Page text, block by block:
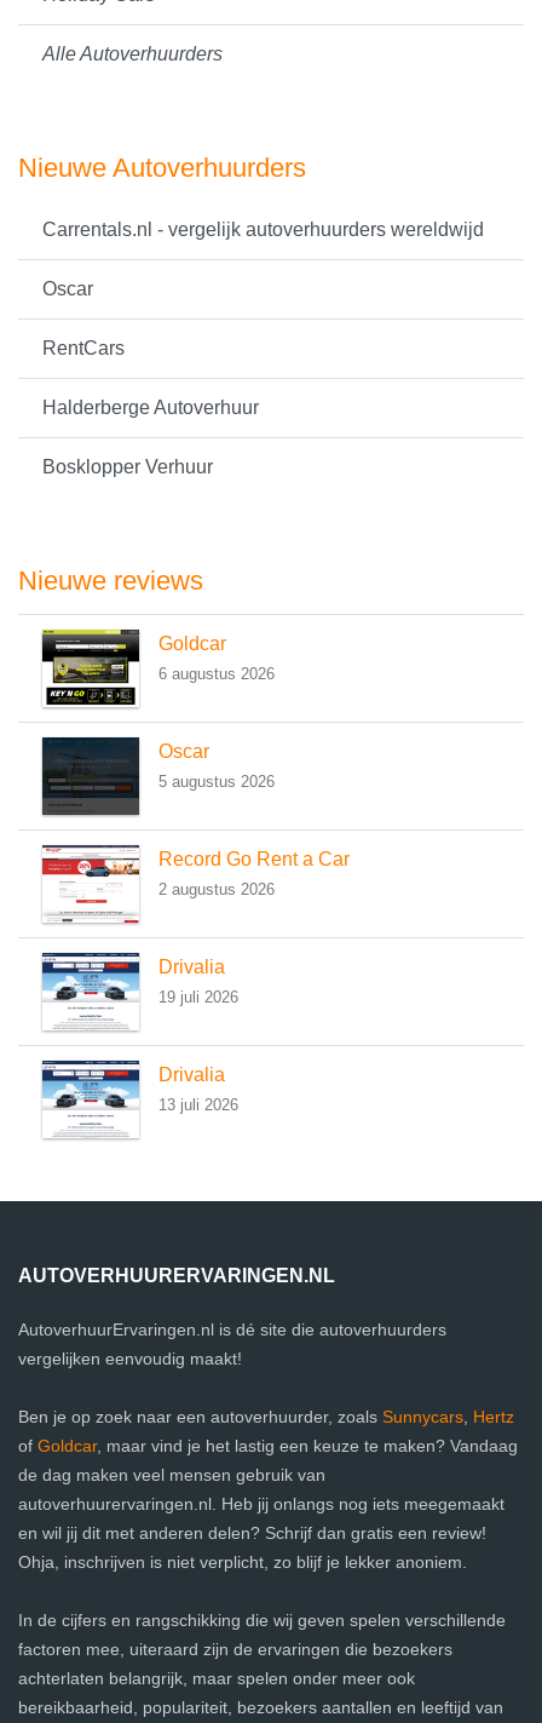
Alle Autoverhuurders
Nieuwe Autoverhuurders
Carrentals.nl - vergelijk autoverhuurders wereldwijd
Oscar
RentCars
Halderberge Autoverhuur
Bosklopper Verhuur
Nieuwe reviews
Goldcar
6 augustus 2026
Oscar
5 augustus 2026
Record Go Rent a Car
2 augustus 2026
Drivalia
19 juli 2026
Drivalia
13 juli 2026
AUTOVERHUURERVARINGEN.NL
AutoverhuurErvaringen.nl is dé site die autoverhuurders
vergelijken eenvoudig maakt!
Ben je op zoek naar een autoverhuurder, zoals Sunnycars Hertz
of Goldcar, maar vind je het lastig een keuze te maken? Vandaag
de dag maken veel mensen gebruik van
autoverhuurervaringen.nl. Heb jij onlangs nog iets meegemaakt
en wil jij dit met anderen delen? Schrijf dan gratis een review!
Ohja, inschrijven is niet verplicht, zo blijf je lekker anoniem.
In de cijfers en rangschikking die wij geven spelen verschillende
factoren mee, uiteraard zijn de ervaringen die bezoekers
achterlaten belangrijk, maar spelen onder meer ook
bereikbaarheid, populariteit, bezoekers aantallen en leeftijd van